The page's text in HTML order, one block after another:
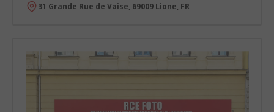
31 Grande Rue de Vaise, 69009 Lione, FR